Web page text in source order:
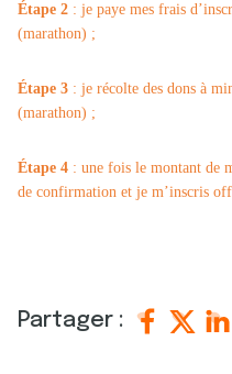
Étape 2 : je paye mes frais
(marathon) ;
Étape 3 : je récolte des dons à
(marathon) ;
Étape 4 : une fois le montant de
de confirmation et je m’inscris
Partager :